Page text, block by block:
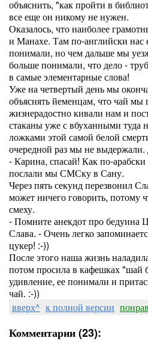
объяснить, "как пройти в
все еще он никому не нужен.
Оказалось, что наиболее
и Манахе. Там по-английски нас
понимали, но чем дальше мы
больше понимали, что дело -
в самые элементарные слова!
Уже на четвертый день мы
объяснять йеменцам, что чай
жизнерадостно кивали нам и
стаканы уже с вбуханными туда
ложками этой самой белой
очередной раз мы не
- Карина, спасай! Как по-арабски
послали мы СМСку в Сану.
Через пять секунд перезвонил
может ничего говорить, потому
смеху.
- Помните анекдот про бедуина
Слава. - Очень легко
цукер! :-))
После этого наша жизнь
потом просила в кафешках "шай
удивление, ее понимали и
чай. :-))
вверх^ к полной версии
Комментарии (23):